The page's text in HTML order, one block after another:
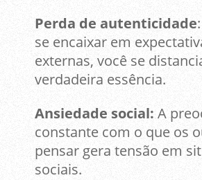
Perda de autenticidade
se encaixar em
externas, você se
verdadeira essência.
Ansiedade social: A
constante com o que os
pensar gera tensão em
sociais.